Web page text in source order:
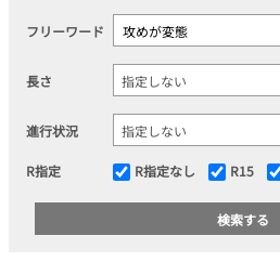
フリーワード
長さ
進行状況
R指定 R指定なし R15